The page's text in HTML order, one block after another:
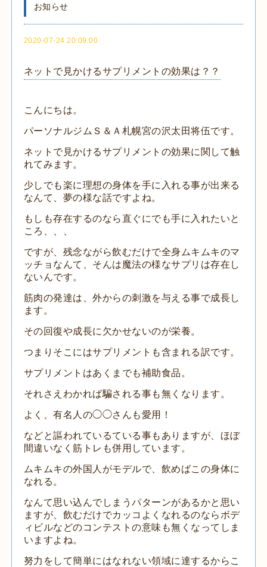
お知らせ
2020-07-24 20:09:00
ネットで見かけるサプリメントの効果は？？
こんにちは。
パーソナルジムＳ＆Ａ札幌宮の沢太田将伍です。
ネットで見かけるサプリメントの効果に関して触
れてみます。
少しでも楽に理想の身体を手に入れる事が出来る
なんて、夢の様な話ですよね。
もしも存在するのなら直ぐにでも手に入れたいと
ころ、、、
ですが、残念ながら飲むだけで全身ムキムキのマ
ッチョなんて、そんは魔法の様なサプリは存在し
ないんです。
筋肉の発達は、外からの刺激を与える事で成長し
ます。
その回復や成長に欠かせないのが栄養。
つまりそこにはサプリメントも含まれる訳です。
サプリメントはあくまでも補助食品。
それさえわかれば騙される事も無くなります。
よく、有名人の◯◯さんも愛用！
などと謳われているている事もありますが、ほぼ
間違いなく筋トレも併用しています。
ムキムキの外国人がモデルで、飲めばこの身体に
なれる。
なんて思い込んでしまうパターンがあるかと思い
ますが、飲むだけでカッコよくなれるのならボデ
ィビルなどのコンテストの意味も無くなってしま
いますよね。
努力をして簡単にはなれない領域に達するからこ